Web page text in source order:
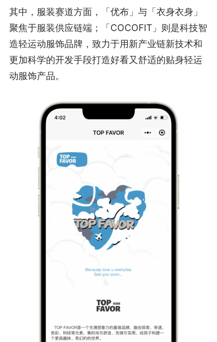
其中，服装赛道方面，「优布」与「衣身衣身」
聚焦于服装供应链端；「COCOFIT」则是科技智
造轻运动服饰品牌，致力于用新产业链新技术和
更加科学的开发手段打造好看又舒适的贴身轻运
动服饰产品。